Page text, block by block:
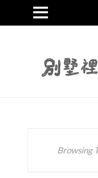
Browsing